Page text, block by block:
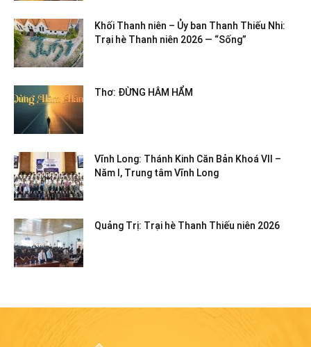
Khối Thanh niên – Ủy ban Thanh Thiếu Nhi:
Trại hè Thanh niên 2026 — “Sống”
Thơ: ĐỪNG HÂM HẨM
Vĩnh Long: Thánh Kinh Căn Bản Khoá VII –
Năm I, Trung tâm Vĩnh Long
Quảng Trị: Trại hè Thanh Thiếu niên 2026